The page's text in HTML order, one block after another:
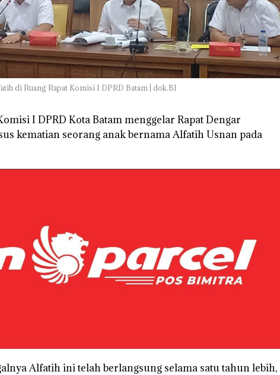
di Ruang Rapat Komisi I DPRD Batam | dok.BI
I DPRD Kota Batam menggelar Rapat Dengar
kematian seorang anak bernama Alfatih Usnan pada
Alfatih ini telah berlangsung selama satu tahun lebih,